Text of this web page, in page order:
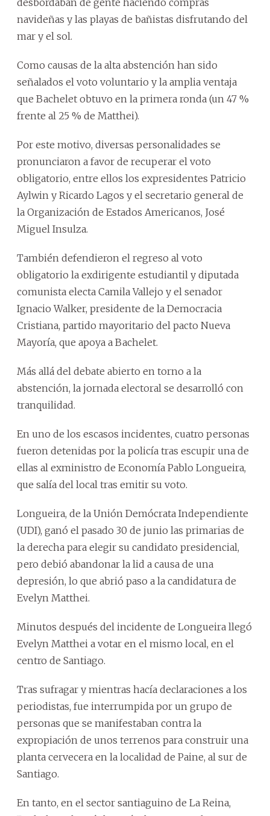
navideñas y las playas de bañistas disfrutando del
mar y el sol.
Como causas de la alta abstención han sido
señalados el voto voluntario y la amplia ventaja
que Bachelet obtuvo en la primera ronda (un 47 %
frente al 25 % de Matthei).
Por este motivo, diversas personalidades se
pronunciaron a favor de recuperar el voto
obligatorio, entre ellos los expresidentes Patricio
Aylwin y Ricardo Lagos y el secretario general de
la Organización de Estados Americanos, José
Miguel Insulza.
También defendieron el regreso al voto
obligatorio la exdirigente estudiantil y diputada
comunista electa Camila Vallejo y el senador
Ignacio Walker, presidente de la Democracia
Cristiana, partido mayoritario del pacto Nueva
Mayoría, que apoya a Bachelet.
Más allá del debate abierto en torno a la
abstención, la jornada electoral se desarrolló con
tranquilidad.
En uno de los escasos incidentes, cuatro personas
fueron detenidas por la policía tras escupir una de
ellas al exministro de Economía Pablo Longueira,
que salía del local tras emitir su voto.
Longueira, de la Unión Demócrata Independiente
(UDI), ganó el pasado 30 de junio las primarias de
la derecha para elegir su candidato presidencial,
pero debió abandonar la lid a causa de una
depresión, lo que abrió paso a la candidatura de
Evelyn Matthei.
Minutos después del incidente de Longueira llegó
Evelyn Matthei a votar en el mismo local, en el
centro de Santiago.
Tras sufragar y mientras hacía declaraciones a los
periodistas, fue interrumpida por un grupo de
personas que se manifestaban contra la
expropiación de unos terrenos para construir una
planta cervecera en la localidad de Paine, al sur de
Santiago.
En tanto, en el sector santiaguino de La Reina,